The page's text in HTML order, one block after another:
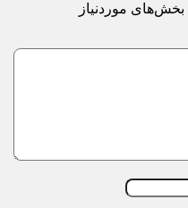
بخش‌های موردنیاز